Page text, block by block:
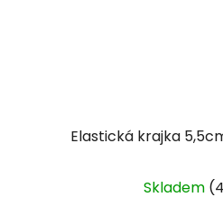
Elastická krajka
Skladem